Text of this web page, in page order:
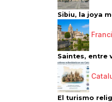
Sibiu, la joya
Saintes, entre
El turismo